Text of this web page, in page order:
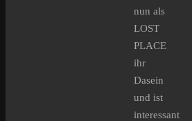
nun als
LOST
PLACE
ihr
Dasein
und ist
interessant